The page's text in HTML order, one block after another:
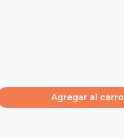
Agregar al carro